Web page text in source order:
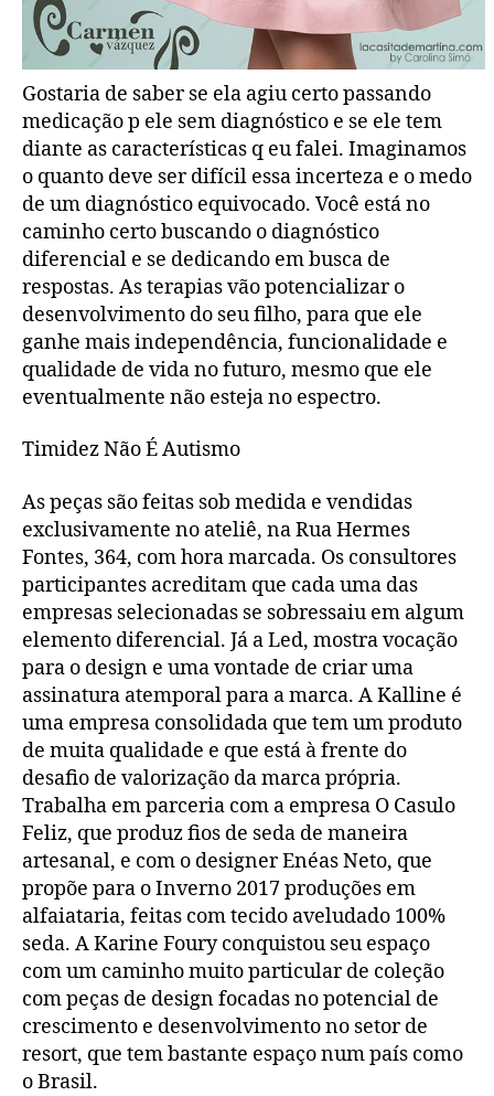
Gostaria de saber se ela agiu certo passando
medicação p ele sem diagnóstico e se ele tem
diante as características q eu falei. Imaginamos
o quanto deve ser difícil essa incerteza e o medo
de um diagnóstico equivocado. Você está no
caminho certo buscando o diagnóstico
diferencial e se dedicando em busca de
respostas. As terapias vão potencializar o
desenvolvimento do seu filho, para que ele
ganhe mais independência, funcionalidade e
qualidade de vida no futuro, mesmo que ele
eventualmente não esteja no espectro.
Timidez Não É Autismo
As peças são feitas sob medida e vendidas
exclusivamente no ateliê, na Rua Hermes
Fontes, 364, com hora marcada. Os consultores
participantes acreditam que cada uma das
empresas selecionadas se sobressaiu em algum
elemento diferencial. Já a Led, mostra vocação
para o design e uma vontade de criar uma
assinatura atemporal para a marca. A Kalline é
uma empresa consolidada que tem um produto
de muita qualidade e que está à frente do
desafio de valorização da marca própria.
Trabalha em parceria com a empresa O Casulo
Feliz, que produz fios de seda de maneira
artesanal, e com o designer Enéas Neto, que
propõe para o Inverno 2017 produções em
alfaiataria, feitas com tecido aveludado 100%
seda. A Karine Foury conquistou seu espaço
com um caminho muito particular de coleção
com peças de design focadas no potencial de
crescimento e desenvolvimento no setor de
resort, que tem bastante espaço num país como
o Brasil.